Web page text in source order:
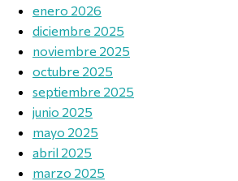
enero 2026
diciembre 2025
noviembre 2025
octubre 2025
septiembre 2025
junio 2025
mayo 2025
abril 2025
marzo 2025